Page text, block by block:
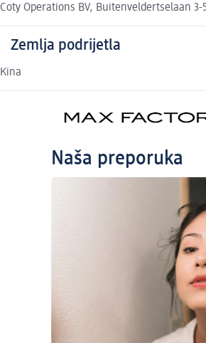
Coty Operations BV, Buitenveldertselaan
Zemlja podrijetla
Kina
Naša preporuka